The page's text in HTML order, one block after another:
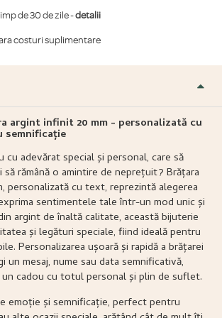
de 30 de zile -detalii
costuri suplimentare
argint infinit 20 mm - personalizată cu
semnificație
adevărat special și personal, care să
rămână o amintire de neprețuit? Brățara
personalizată cu text, reprezintă alegerea
sentimentele tale într-un mod unic și
argint de înaltă calitate, această bijuterie
și legături speciale, fiind ideală pentru
Personalizarea ușoară și rapidă a brățarei
un mesaj, nume sau data semnificativă,
un cadou cu totul personal și plin de suflet.
emoție și semnificație, perfect pentru